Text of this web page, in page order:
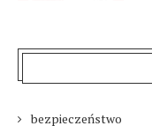
bezpieczeństwo